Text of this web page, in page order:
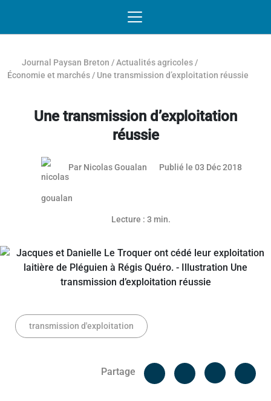
Journal Paysan Breton /Actualités agricoles /
Économie et marchés / Une transmission d’exploitation réussie
Une transmission d’exploitation
réussie
Article réservé aux abonnés
Par Nicolas Goualan Publié le 03 Déc 2018
Lecture : 3 min.
transmission d'exploitation
Partage
Facebook